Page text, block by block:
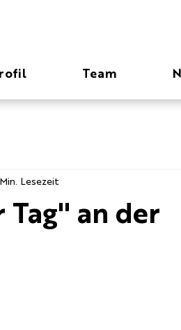
Team
an der
Lesezeit